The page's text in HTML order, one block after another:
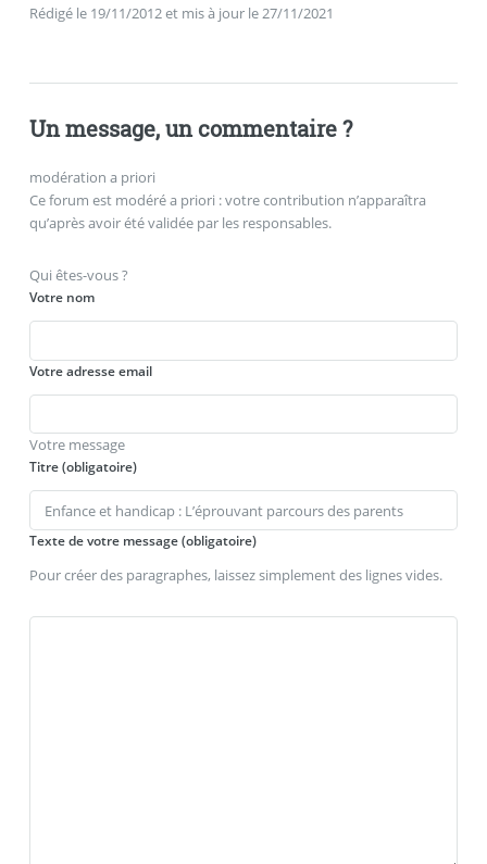
Rédigé le 19/11/2012 et mis à jour le 27/11/2021
Un message, un commentaire ?
modération a priori
Ce forum est modéré a priori : votre contribution n’apparaîtra
qu’après avoir été validée par les responsables.
Qui êtes-vous ?
Votre nom
Votre adresse email
Votre message
Titre (obligatoire)
Texte de votre message (obligatoire)
Pour créer des paragraphes, laissez simplement des lignes vides.